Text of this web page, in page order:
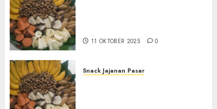
11 OKTOBER 2025 0
Snack Jajanan Pasar